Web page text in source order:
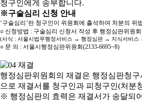
청구인에게 송부합니다.
※구술심리 신청 안내
‘구술심리’란 청구인이 위원회에 출석하여 처분의
○ 신청방법 : 구술심리 신청서 작성 후 행정심판위원
(서식 : 서울시법무행정서비스 → 행정심판 → 지식서비
○ 문 의 : 서울시행정심판위원회(2133-6695~8)
행정심판위원회의 재결은 행정심판청
으로 재결서를 청구인과 피청구인(처분
※ 행정심판의 효력은 재결서가 송달되